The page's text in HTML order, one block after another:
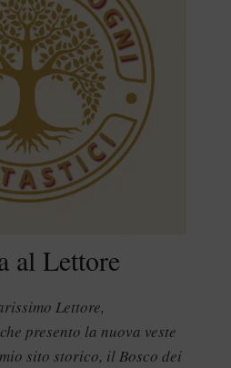
al Lettore
Lettore,
presento la nuova veste
sito storico, il Bosco dei